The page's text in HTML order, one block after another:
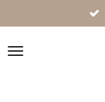
direct
naar
de